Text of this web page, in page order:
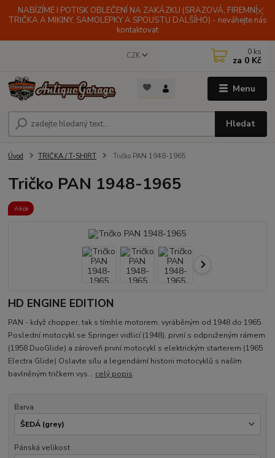
NABÍZÍME I POTISK OBLEČENÍ NA ZAKÁZKU (SRAZOVÁ, FIREMNÍ
TRIČKA A MIKINY, SAMOLEPKY A SPOUSTU DALŠÍHO) - neváhejte nás
kontaktovat
Menu
CZK
Hledat
0 ks
za 0 Kč
Úvod TRIČKA / T-SHIRT Tričko PAN 1948-1965
Tričko PAN 1948-1965
Akce
HD ENGINE EDITION
PAN - když chopper, tak s tímhle motorem, vyráběným od 1948 do 1965.
Poslední motocykl se Springer vidlicí (1948), první s odpruženým rámem
(1958 DuoGlide) a zároveň první motocykl s elektrickým starterem (1965
Electra Glide) Oslavte sílu a legendární historii motocyklů s naším
bavlněným tričkem vys... celý popis
Barva
Pánská velikost